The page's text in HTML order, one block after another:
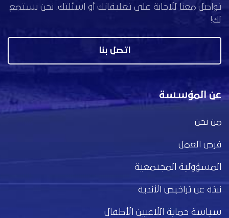
تواصل معنا للاجابة على تعليقاتك أو اسئلتك. نحن نستمع
لك!
اتصل بنا
عن المؤسسة
من نحن
فرص العمل
المسؤولية المجتمعية
نبذة عن تراخيص الأندية
سياسة حماية اللاعبين الأطفال